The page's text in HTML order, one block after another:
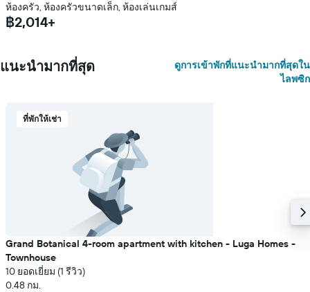
ห้องครัว, ห้องครัวขนาดเล็ก, ห้องเล่นเกมส์
฿2,014+
แนะนำมากที่สุด
ดูการเข้าพักที่แนะนำมากที่สุดใน
ไลพซิก
ที่พักให้เช่า
Grand Botanical 4-room apartment with kitchen - Luga Homes -
Townhouse
10 ยอดเยี่ยม (1 รีวิว)
0.48 กม.